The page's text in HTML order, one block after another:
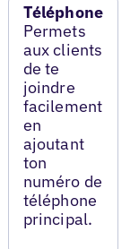
Téléphone
Permets
aux clients
de te
joindre
facilement
en
ajoutant
ton
numéro de
téléphone
principal.